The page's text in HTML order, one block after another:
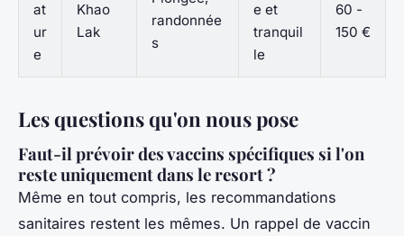
at
ur
e
Khao
Lak
randonnée
s
e et
tranquil
le
60 -
150 €
Les questions qu'on nous pose
Faut-il prévoir des vaccins spécifiques si l'on
reste uniquement dans le resort ?
Même en tout compris, les recommandations
sanitaires restent les mêmes. Un rappel de vaccin